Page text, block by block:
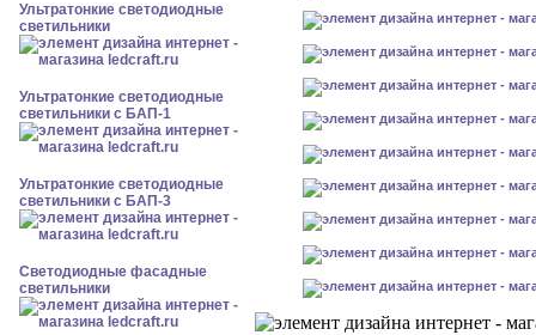
Ультратонкие светодиодные
светильники
Ультратонкие светодиодные
светильники с БАП-1
Ультратонкие светодиодные
светильники с БАП-3
Светодиодные фасадные
светильники